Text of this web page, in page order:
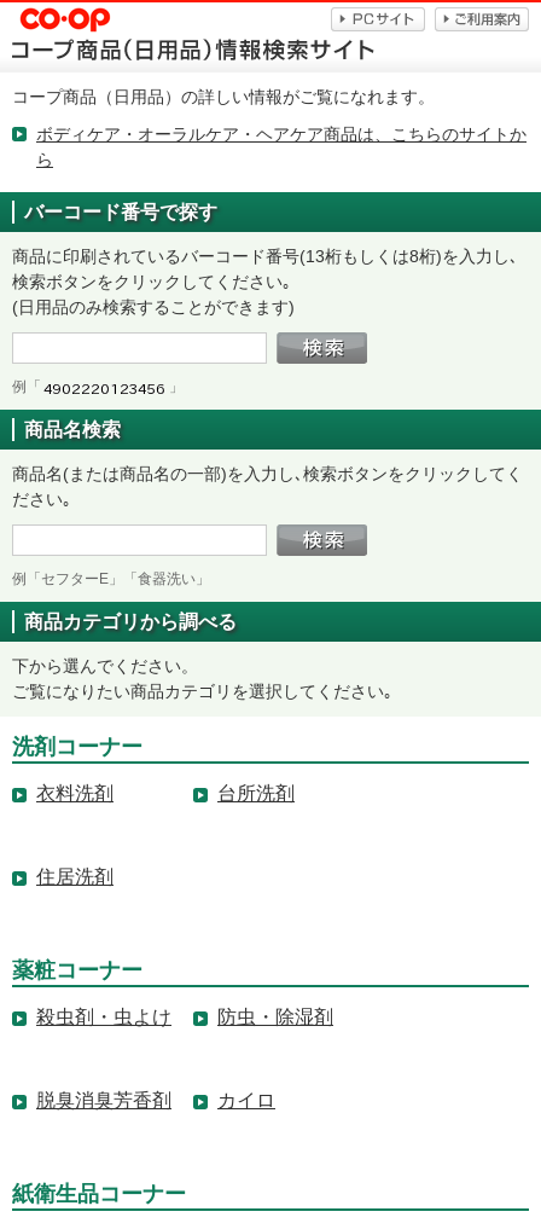
コープ商品（日用品）の詳しい情報がご覧になれます。
ボディケア・オーラルケア・ヘアケア商品は、こちらのサイトか
ら
バーコード番号で探す
商品に印刷されているバーコード番号(13桁もしくは8桁)を入力し､
検索ボタンをクリックしてください｡
(日用品のみ検索することができます)
例「 」
商品名検索
商品名(または商品名の一部)を入力し､検索ボタンをクリックしてく
ださい｡
例「セフターE」「食器洗い」
商品カテゴリから調べる
下から選んでください。
ご覧になりたい商品カテゴリを選択してください｡
洗剤コーナー
衣料洗剤 台所洗剤
住居洗剤
薬粧コーナー
殺虫剤・虫よけ 防虫・除湿剤
脱臭消臭芳香剤 カイロ
紙衛生品コーナー